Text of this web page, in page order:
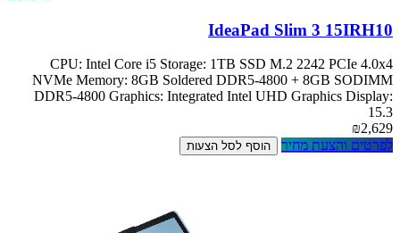
IdeaPad Slim 3 15IRH10
CPU: Intel Core i5 Storage: 1TB SSD M.2 2242 PCIe 4.0x4
NVMe Memory: 8GB Soldered DDR5-4800 + 8GB SODIMM
DDR5-4800 Graphics: Integrated Intel UHD Graphics Display:
15.3
₪2,629
לפרטים והצעת מחיר
הוסף לסל הצעות